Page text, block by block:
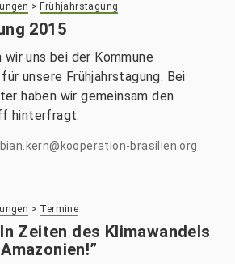
> Frühjahrstagung
2015
uns bei der Kommune
unsere Frühjahrstagung. Bei
haben wir gemeinsam den
hinterfragt.
brasilien.org
> Termine
Zeiten des Klimawandels